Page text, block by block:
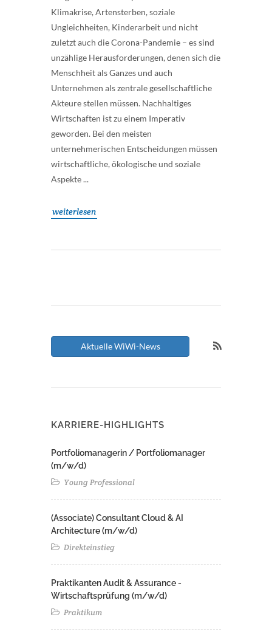
Klimakrise, Artensterben, soziale
Ungleichheiten, Kinderarbeit und nicht
zuletzt auch die Corona-Pandemie – es sind
unzählige Herausforderungen, denen sich die
Menschheit als Ganzes und auch
Unternehmen als zentrale gesellschaftliche
Akteure stellen müssen. Nachhaltiges
Wirtschaften ist zu einem Imperativ
geworden. Bei den meisten
unternehmerischen Entscheidungen müssen
wirtschaftliche, ökologische und soziale
Aspekte ...
weiterlesen
Aktuelle WiWi-News
KARRIERE-HIGHLIGHTS
Portfoliomanagerin / Portfoliomanager
(m/w/d)
Young Professional
(Associate) Consultant Cloud & AI
Architecture (m/w/d)​ ​
Direkteinstieg
Praktikanten Audit & Assurance -
Wirtschaftsprüfung (m/w/d)
Praktikum